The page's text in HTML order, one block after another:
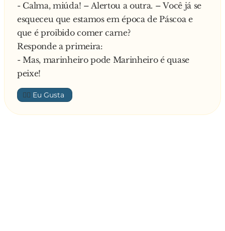
- Calma, miúda! – Alertou a outra. – Você já se
esqueceu que estamos em época de Páscoa e
que é proibido comer carne?
Responde a primeira:
- Mas, marinheiro pode Marinheiro é quase
peixe!
👍🏼